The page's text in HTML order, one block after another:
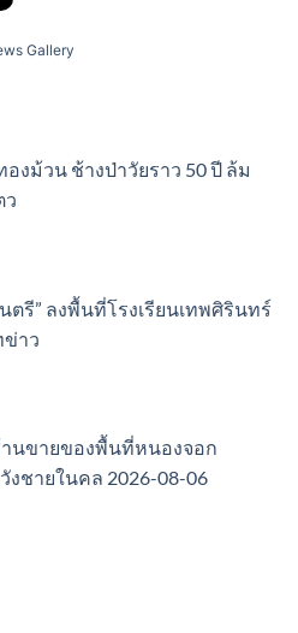
Gallery
ม้วน ช้างป่าวัยราว 50 ปี ล้ม
ว
ตรี” ลงพื้นที่โรงเรียนเทพศิรินทร์
าว
านขายของพื้นที่หนองจอก
งชายในคล 2026-08-06